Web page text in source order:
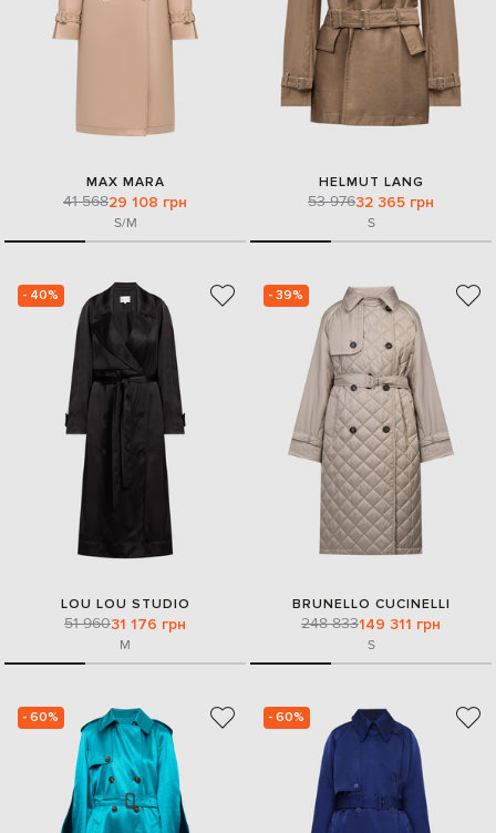
MAX MARA
41 56829 108 грн
S/M
HELMUT LANG
53 97632 365 грн
S
- 40%
LOU LOU STUDIO
51 96031 176 грн
M
- 39%
BRUNELLO CUCINELLI
248 833149 311 грн
S
- 60% - 60%